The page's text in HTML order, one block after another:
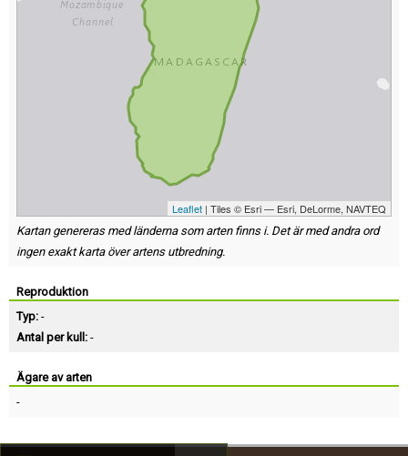
Leaflet | Tiles © Esri — Esri, DeLorme, NAVTEQ
Kartan genereras med länderna som arten finns i. Det är med andra ord
ingen exakt karta över artens utbredning.
Reproduktion
Typ: -
Antal per kull: -
Ägare av arten
-